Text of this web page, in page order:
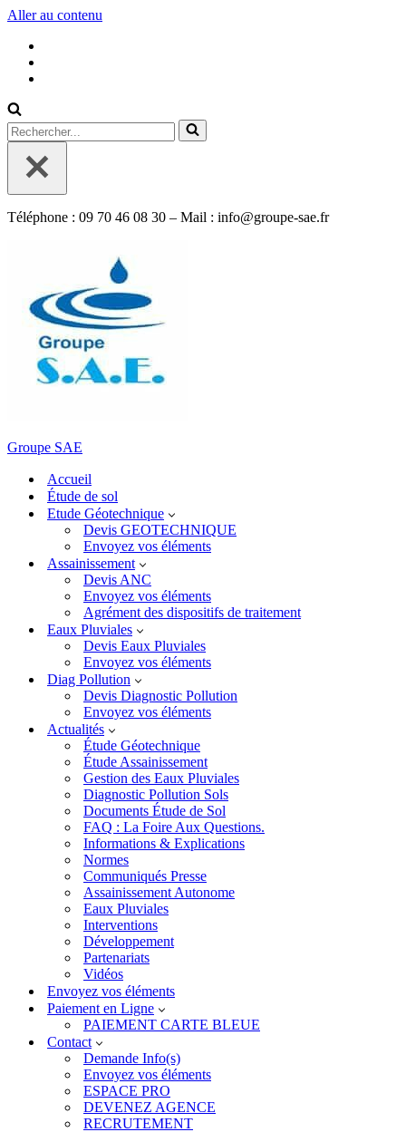
Aller au contenu
Rechercher...
Téléphone : 09 70 46 08 30 – Mail : info@groupe-sae.fr
Groupe SAE
Accueil
Étude de sol
Etude Géotechnique
Devis GEOTECHNIQUE
Envoyez vos éléments
Assainissement
Devis ANC
Envoyez vos éléments
Agrément des dispositifs de traitement
Eaux Pluviales
Devis Eaux Pluviales
Envoyez vos éléments
Diag Pollution
Devis Diagnostic Pollution
Envoyez vos éléments
Actualités
Étude Géotechnique
Étude Assainissement
Gestion des Eaux Pluviales
Diagnostic Pollution Sols
Documents Étude de Sol
FAQ : La Foire Aux Questions.
Informations & Explications
Normes
Communiqués Presse
Assainissement Autonome
Eaux Pluviales
Interventions
Développement
Partenariats
Vidéos
Envoyez vos éléments
Paiement en Ligne
PAIEMENT CARTE BLEUE
Contact
Demande Info(s)
Envoyez vos éléments
ESPACE PRO
DEVENEZ AGENCE
RECRUTEMENT